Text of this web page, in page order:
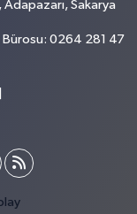
Sakarya
0264 281 47